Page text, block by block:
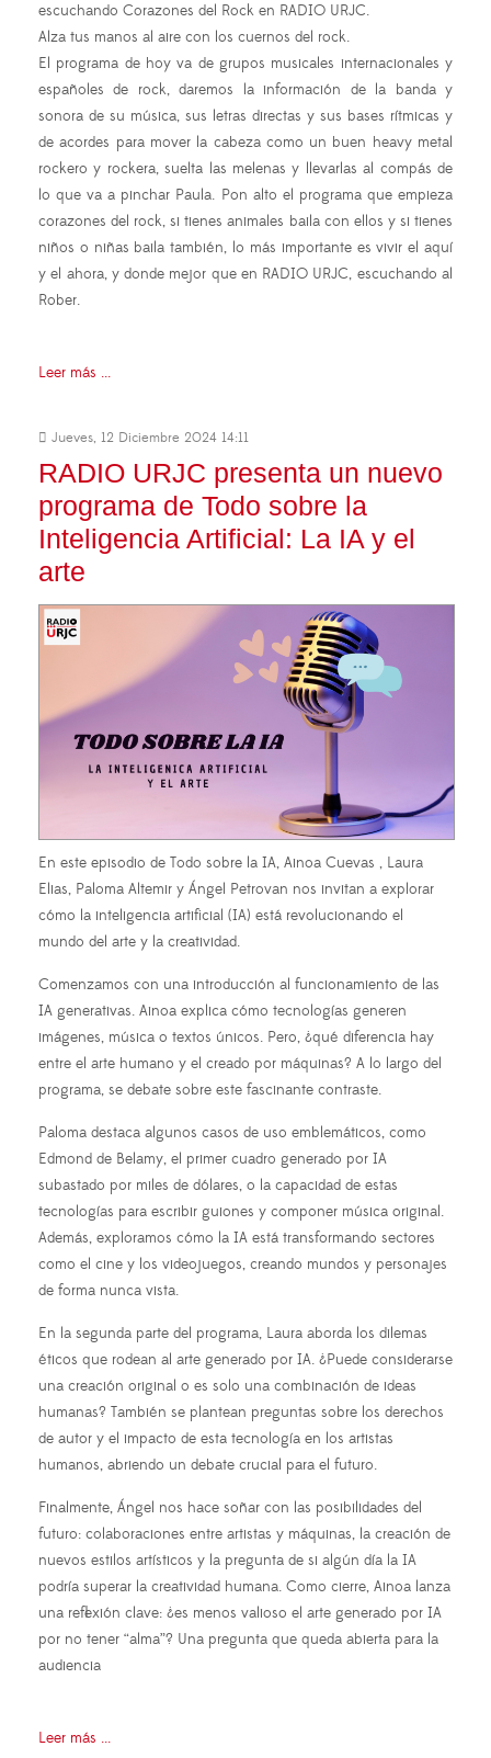
escuchando Corazones del Rock en RADIO URJC.
Alza tus manos al aire con los cuernos del rock.
El programa de hoy va de grupos musicales internacionales y
españoles de rock, daremos la información de la banda y
sonora de su música, sus letras directas y sus bases rítmicas y
de acordes para mover la cabeza como un buen heavy metal
rockero y rockera, suelta las melenas y llevarlas al compás de
lo que va a pinchar Paula. Pon alto el programa que empieza
corazones del rock, si tienes animales baila con ellos y si tienes
niños o niñas baila también, lo más importante es vivir el aquí
y el ahora, y donde mejor que en RADIO URJC, escuchando al
Rober.
Leer más ...
Jueves, 12 Diciembre 2024 14:11
RADIO URJC presenta un nuevo
programa de Todo sobre la
Inteligencia Artificial: La IA y el
arte
En este episodio de Todo sobre la IA, Ainoa Cuevas , Laura
Elias, Paloma Altemir y Ángel Petrovan nos invitan a explorar
cómo la inteligencia artificial (IA) está revolucionando el
mundo del arte y la creatividad.
Comenzamos con una introducción al funcionamiento de las
IA generativas. Ainoa explica cómo tecnologías generen
imágenes, música o textos únicos. Pero, ¿qué diferencia hay
entre el arte humano y el creado por máquinas? A lo largo del
programa, se debate sobre este fascinante contraste.
Paloma destaca algunos casos de uso emblemáticos, como
Edmond de Belamy, el primer cuadro generado por IA
subastado por miles de dólares, o la capacidad de estas
tecnologías para escribir guiones y componer música original.
Además, exploramos cómo la IA está transformando sectores
como el cine y los videojuegos, creando mundos y personajes
de forma nunca vista.
En la segunda parte del programa, Laura aborda los dilemas
éticos que rodean al arte generado por IA. ¿Puede considerarse
una creación original o es solo una combinación de ideas
humanas? También se plantean preguntas sobre los derechos
de autor y el impacto de esta tecnología en los artistas
humanos, abriendo un debate crucial para el futuro.
Finalmente, Ángel nos hace soñar con las posibilidades del
futuro: colaboraciones entre artistas y máquinas, la creación de
nuevos estilos artísticos y la pregunta de si algún día la IA
podría superar la creatividad humana. Como cierre, Ainoa lanza
una reflexión clave: ¿es menos valioso el arte generado por IA
por no tener “alma”? Una pregunta que queda abierta para la
audiencia
Leer más ...